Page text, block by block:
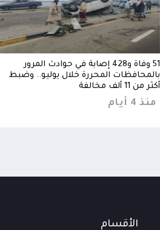
51 وفاة و428 إصابة في حوادث المرور
بالمحافظات المحررة خلال يوليو.. وضبط
أكثر من 11 ألف مخالفة
منذ 4 أيام
الأقسام